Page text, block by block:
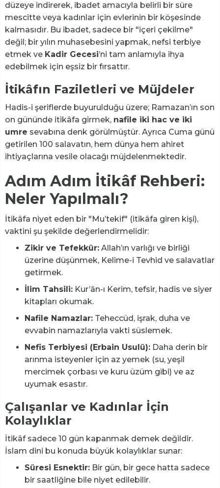
düzeye indirerek, ibadet amacıyla belirli bir süre
mescitte veya kadınlar için evlerinin bir köşesinde
kalmasıdır. Bu ibadet, sadece bir "içeri çekilme"
değil; bir yılın muhasebesini yapmak, nefsi terbiye
etmek ve Kadir Gecesi’ni tam anlamıyla ihya
edebilmek için eşsiz bir fırsattır.
İtikâfın Faziletleri ve Müjdeler
Hadis-i şeriflerde buyurulduğu üzere; Ramazan’ın son
on gününde itikâfa girmek, nafile iki hac ve iki
umre sevabına denk görülmüştür. Ayrıca Cuma günü
getirilen 100 salavatın, hem dünya hem ahiret
ihtiyaçlarına vesile olacağı müjdelenmektedir.
Adım Adım İtikâf Rehberi:
Neler Yapılmalı?
İtikâfa niyet eden bir "Mu’tekif" (itikâfa giren kişi),
vaktini şu şekilde değerlendirmelidir:
Zikir ve Tefekkür: Allah’ın varlığı ve birliği
üzerine düşünmek, Kelime-i Tevhid ve salavatlar
getirmek.
İlim Tahsili: Kur’ân-ı Kerim, tefsir, hadis ve siyer
kitapları okumak.
Nafile Namazlar: Teheccüd, işrak, duha ve
evvabin namazlarıyla vakti süslemek.
Nefis Terbiyesi (Erbain Usulü): Daha derin bir
arınma isteyenler için az yemek (su, yeşil
mercimek çorbası ve kuru üzüm gibi) ve az
uyumak esastır.
Çalışanlar ve Kadınlar İçin
Kolaylıklar
İtikâf sadece 10 gün kapanmak demek değildir.
İslam dini bu konuda büyük kolaylıklar sunar:
Süresi Esnektir: Bir gün, bir gece hatta sadece
bir saatliğine bile niyet edilebilir.